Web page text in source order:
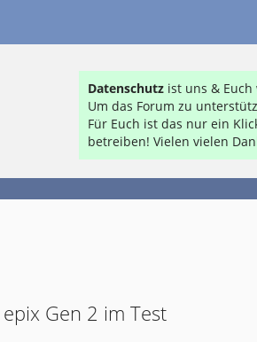
Datenschutz ist uns &
Um das Forum zu
Für Euch ist das nur ein
betreiben! Vielen vielen
Gen 2 im Test